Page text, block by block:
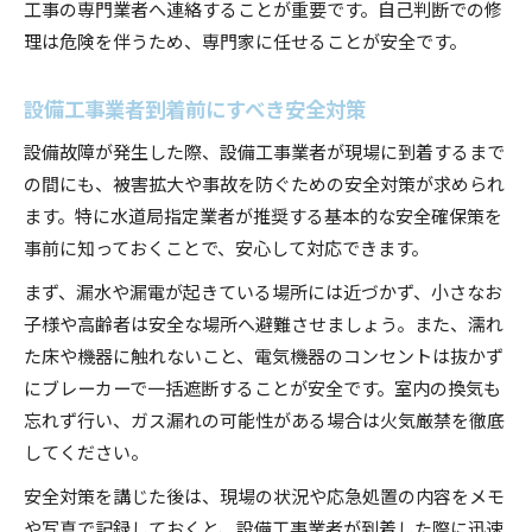
工事の専門業者へ連絡することが重要です。自己判断での修
理は危険を伴うため、専門家に任せることが安全です。
設備工事業者到着前にすべき安全対策
設備故障が発生した際、設備工事業者が現場に到着するまで
の間にも、被害拡大や事故を防ぐための安全対策が求められ
ます。特に水道局指定業者が推奨する基本的な安全確保策を
事前に知っておくことで、安心して対応できます。
まず、漏水や漏電が起きている場所には近づかず、小さなお
子様や高齢者は安全な場所へ避難させましょう。また、濡れ
た床や機器に触れないこと、電気機器のコンセントは抜かず
にブレーカーで一括遮断することが安全です。室内の換気も
忘れず行い、ガス漏れの可能性がある場合は火気厳禁を徹底
してください。
安全対策を講じた後は、現場の状況や応急処置の内容をメモ